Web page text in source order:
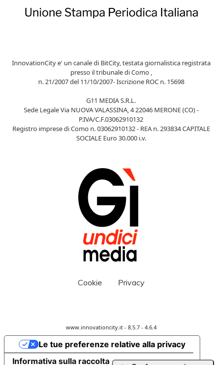
InnovationCity e' un canale di BitCity, testata giornalistica registrata
presso il tribunale di Como ,
n. 21/2007 del 11/10/2007- Iscrizione ROC n. 15698
G11 MEDIA S.R.L.
Sede Legale Via NUOVA VALASSINA, 4 22046 MERONE (CO) -
P.IVA/C.F.03062910132
Registro imprese di Como n. 03062910132 - REA n. 293834 CAPITALE
SOCIALE Euro 30.000 i.v.
Cookie Privacy
www.innovationcity.it - 8.5.7 - 4.6.4
Informativa sulla raccolta
Le tue preferenze relative alla privacy